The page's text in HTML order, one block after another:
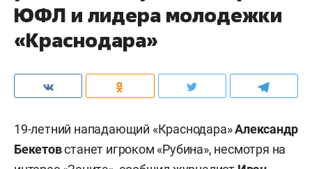
ЮФЛ и лидера молодежки
«Краснодара»
19-летний нападающий «Краснодара»Александр
Бекетовстанет игроком «Рубина», несмотря на